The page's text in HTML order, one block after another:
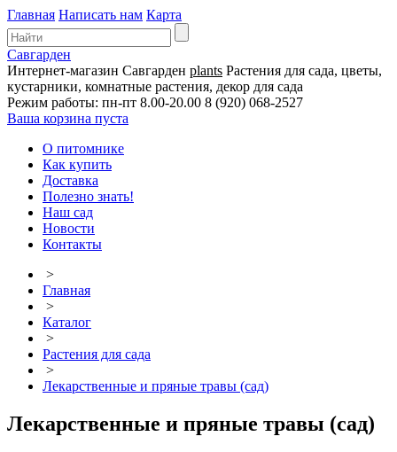
Главная Написать нам Карта
Савгарден
Интернет-магазин Савгарден plants Растения для сада, цветы,
кустарники, комнатные растения, декор для сада
Режим работы: пн-пт 8.00-20.00 8 (920) 068-2527
Ваша корзина пуста
О питомнике
Как купить
Доставка
Полезно знать!
Наш сад
Новости
Контакты
>
Главная
>
Каталог
>
Растения для сада
>
Лекарственные и пряные травы (сад)
Лекарственные и пряные травы (сад)